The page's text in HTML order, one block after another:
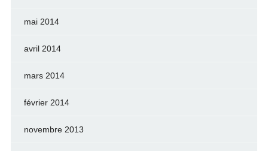
mai 2014
avril 2014
mars 2014
février 2014
novembre 2013